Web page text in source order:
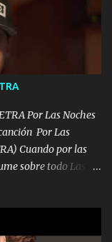
tu gente Pa’ dar
eres artista, al
un Balvin en los
¿Acaso eres
abre los ojos y
nombres de tus
diablo " ¿Si ...
Por Las Noches
Por Las
Cuando por las
sobre todo Las
un beso y tú te vas